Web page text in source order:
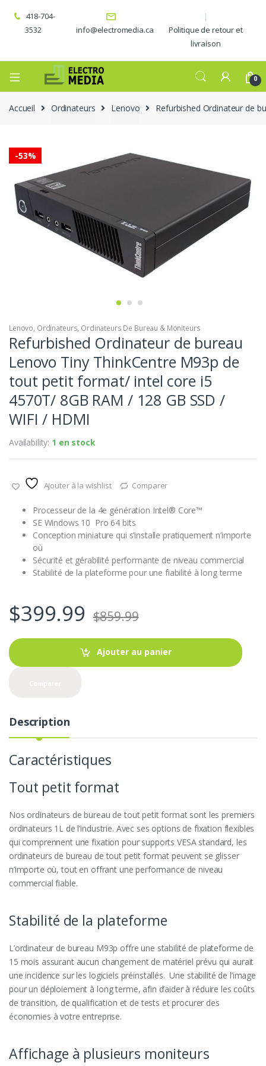
418-704-
3532
info@electromedia.ca
Politique de retour et
livraison
0
Accueil Ordinateurs Lenovo Refurbished Ordinateur de
-53%
Lenovo, Ordinateurs, Ordinateurs De Bureau & Moniteurs
Refurbished Ordinateur de bureau
Lenovo Tiny ThinkCentre M93p de
tout petit format/ intel core i5
4570T/ 8GB RAM / 128 GB SSD /
WIFI / HDMI
Availability: 1 en stock
Ajouter à la wishlist Comparer
Processeur de la 4e génération Intel® Core™
SE Windows 10 Pro 64 bits
Conception miniature qui s’installe pratiquement n’importe
où
Sécurité et gérabilité performante de niveau commercial
Stabilité de la plateforme pour une fiabilité à long terme
$399.99 $859.99
Ajouter au panier
Description
Caractéristiques
Tout petit format
Nos ordinateurs de bureau de tout petit format sont les premiers
ordinateurs 1L de l’industrie. Avec ses options de fixation flexibles
qui comprennent une fixation pour supports VESA standard, les
ordinateurs de bureau de tout petit format peuvent se glisser
n’importe où, tout en offrant une performance de niveau
commercial fiable.
Stabilité de la plateforme
L’ordinateur de bureau M93p offre une stabilité de plateforme de
15 mois assurant aucun changement de matériel prévu qui aurait
une incidence sur les logiciels préinstallés. Une stabilité de l’image
pour un déploiement à long terme, afin d’aider à réduire les coûts
de transition, de qualification et de tests et procurer des
économies à votre entreprise.
Affichage à plusieurs moniteurs